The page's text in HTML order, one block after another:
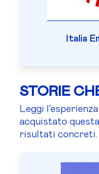
Italia
STORIE
Leggi
acquistato
risultati concreti.